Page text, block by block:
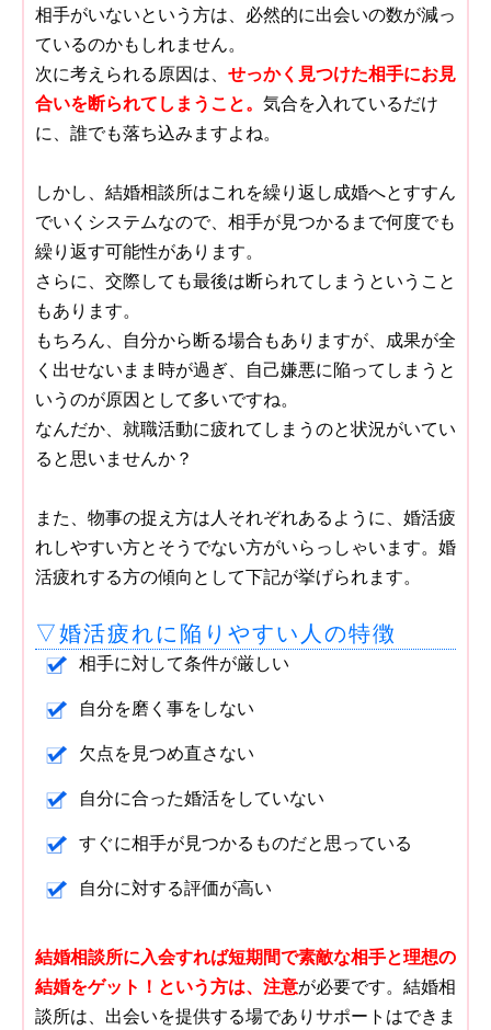
相手がいないという方は、必然的に出会いの数が減っ
ているのかもしれません。
次に考えられる原因は、 せっかく見つけた相手にお見
合いを断られてしまうこと。 気合を入れているだけ
に、誰でも落ち込みますよね。
しかし、結婚相談所はこれを繰り返し成婚へとすすん
でいくシステムなので、相手が見つかるまで何度でも
繰り返す可能性があります。
さらに、交際しても最後は断られてしまうということ
もあります。
もちろん、自分から断る場合もありますが、成果が全
く出せないまま時が過ぎ、自己嫌悪に陥ってしまうと
いうのが原因として多いですね。
なんだか、就職活動に疲れてしまうのと状況がいてい
ると思いませんか？
また、物事の捉え方は人それぞれあるように、婚活疲
れしやすい方とそうでない方がいらっしゃいます。婚
活疲れする方の傾向として下記が挙げられます。
▽婚活疲れに陥りやすい人の特徴
相手に対して条件が厳しい
自分を磨く事をしない
欠点を見つめ直さない
自分に合った婚活をしていない
すぐに相手が見つかるものだと思っている
自分に対する評価が高い
結婚相談所に入会すれば短期間で素敵な相手と理想の
結婚をゲット！という方は、注意が必要です。結婚相
談所は、出会いを提供する場でありサポートはできま